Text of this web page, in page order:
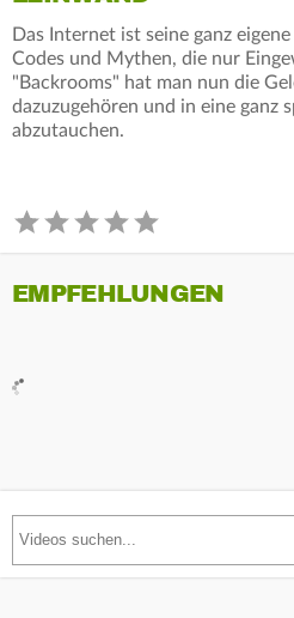
Das Internet ist seine ganz
Codes und Mythen, die nur
"Backrooms" hat man nun die
dazuzugehören und in eine ganz
abzutauchen.
EMPFEHLUNGEN